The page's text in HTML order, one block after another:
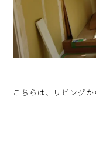
こちらは、リビングか